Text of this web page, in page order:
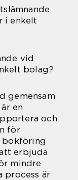
i enkelt
vid
bolag?
gemensam
en
och
för
bokföring
erbjuda
mindre
process är